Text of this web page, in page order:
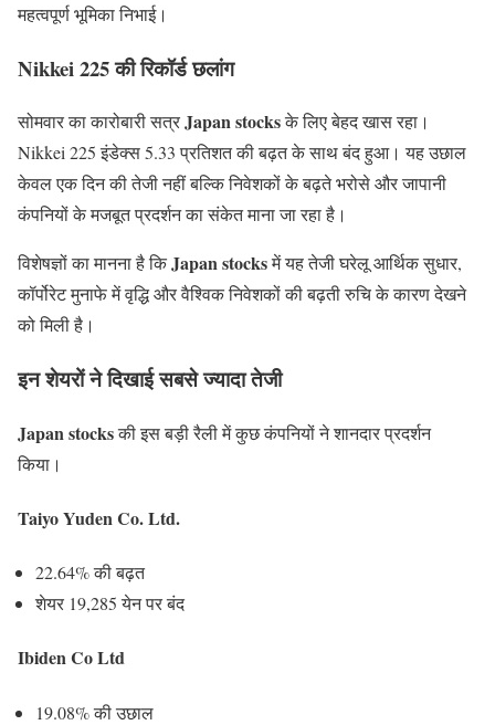
महत्वपूर्ण भूमिका निभाई।
Nikkei 225 की रिकॉर्ड छलांग
सोमवार का कारोबारी सत्रJapan stocksके लिए बेहद खास रहा।
Nikkei 225 इंडेक्स 5.33 प्रतिशत की बढ़त के साथ बंद हुआ। यह उछाल
केवल एक दिन की तेजी नहीं बल्कि निवेशकों के बढ़ते भरोसे और जापानी
कंपनियों के मजबूत प्रदर्शन का संकेत माना जा रहा है।
विशेषज्ञों का मानना है किJapan stocksमें यह तेजी घरेलू आर्थिक सुधार,
कॉर्पोरेट मुनाफे में वृद्धि और वैश्विक निवेशकों की बढ़ती रुचि के कारण देखने
को मिली है।
इन शेयरों ने दिखाई सबसे ज्यादा तेजी
Japan stocksकी इस बड़ी रैली में कुछ कंपनियों ने शानदार प्रदर्शन
किया।
Taiyo Yuden Co. Ltd.
22.64% की बढ़त
शेयर 19,285 येन पर बंद
Ibiden Co Ltd
19.08% की उछाल